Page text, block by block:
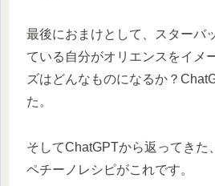
最後におまけとして、スターバ
ている自分がオリエンスをイメ
ズはどんなものになるか？
た。
そしてChatGPTから返ってきた
ペチーノレシピがこれです。